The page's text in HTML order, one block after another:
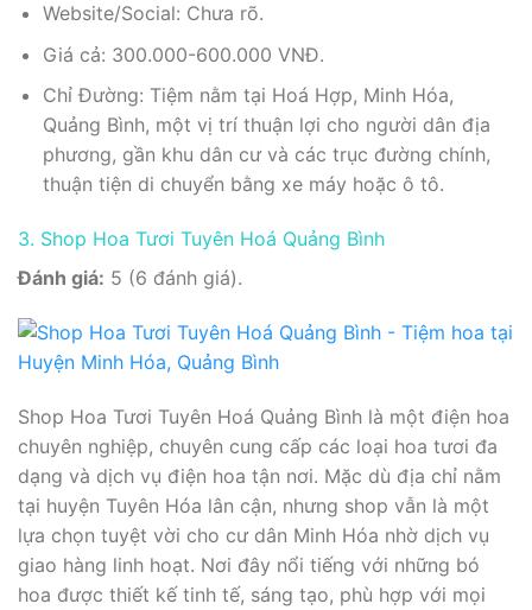
Website/Social: Chưa rõ.
Giá cả: 300.000-600.000 VNĐ.
Chỉ Đường: Tiệm nằm tại Hoá Hợp, Minh Hóa,
Quảng Bình, một vị trí thuận lợi cho người dân địa
phương, gần khu dân cư và các trục đường chính,
thuận tiện di chuyển bằng xe máy hoặc ô tô.
3. Shop Hoa Tươi Tuyên Hoá Quảng Bình
Đánh giá: 5 (6 đánh giá).
Shop Hoa Tươi Tuyên Hoá Quảng Bình là một điện hoa
chuyên nghiệp, chuyên cung cấp các loại hoa tươi đa
dạng và dịch vụ điện hoa tận nơi. Mặc dù địa chỉ nằm
tại huyện Tuyên Hóa lân cận, nhưng shop vẫn là một
lựa chọn tuyệt vời cho cư dân Minh Hóa nhờ dịch vụ
giao hàng linh hoạt. Nơi đây nổi tiếng với những bó
hoa được thiết kế tinh tế, sáng tạo, phù hợp với mọi